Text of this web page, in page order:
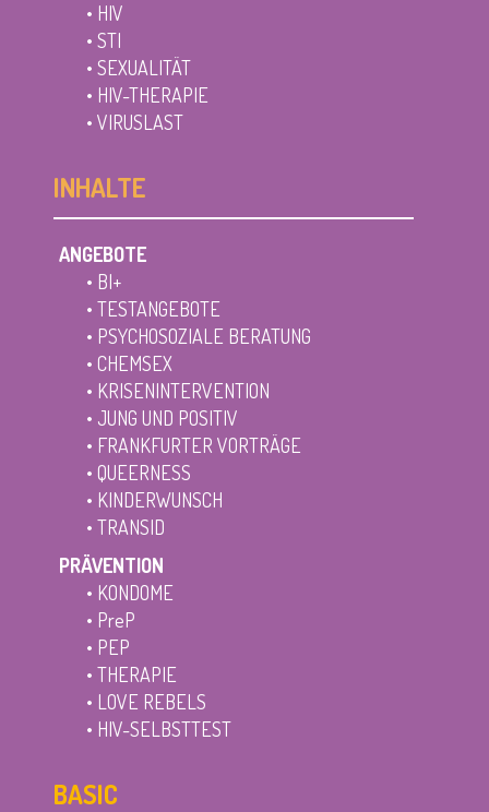
• HIV
• STI
• SEXUALITÄT
• HIV-THERAPIE
• VIRUSLAST
INHALTE
ANGEBOTE
• BI+
• TESTANGEBOTE
• PSYCHOSOZIALE BERATUNG
• CHEMSEX
• KRISENINTERVENTION
• JUNG UND POSITIV
• FRANKFURTER VORTRÄGE
• QUEERNESS
• KINDERWUNSCH
• TRANSID
PRÄVENTION
• KONDOME
• PreP
• PEP
• THERAPIE
• LOVE REBELS
• HIV-SELBSTTEST
BASIC